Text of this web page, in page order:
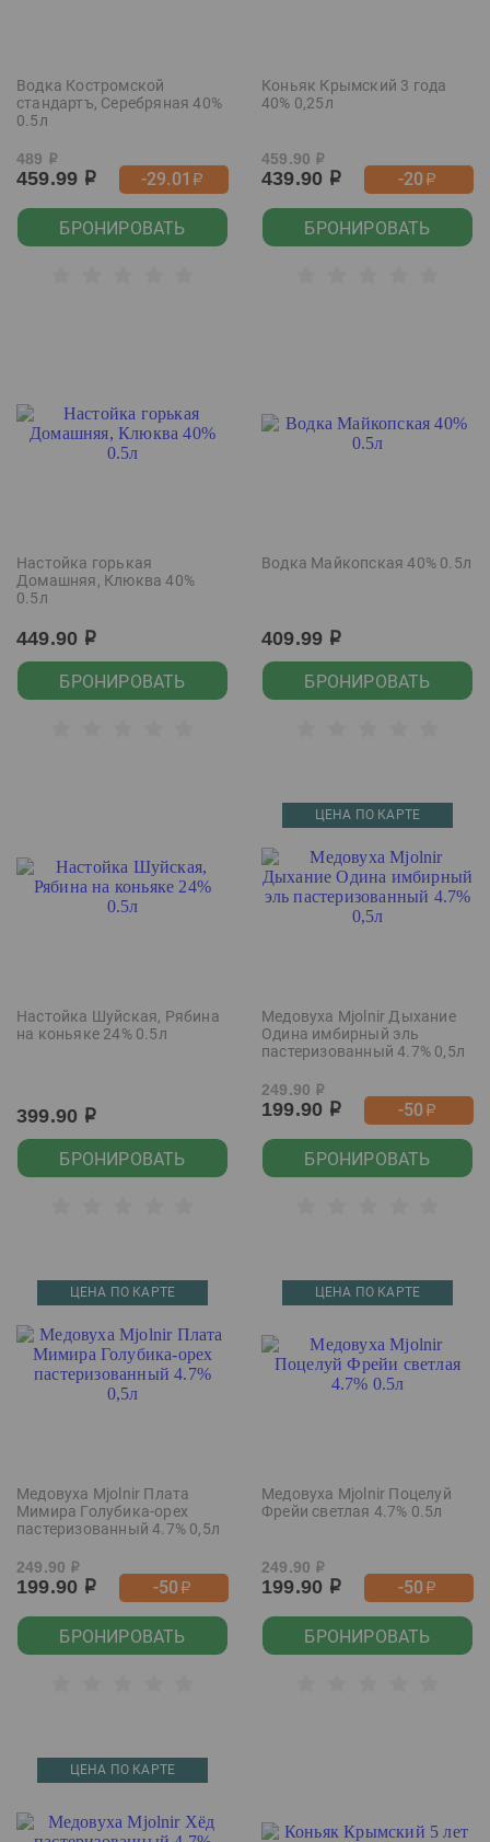
Водка Костромской
стандартъ, Серебряная 40%
0.5л
489 р
459.99 р -29.01 р
БРОНИРОВАТЬ
Коньяк Крымский 3 года
40% 0,25л
459.90 р
439.90 р -20р
БРОНИРОВАТЬ
Настойка горькая
Домашняя, Клюква 40%
0.5л
449.90 р
БРОНИРОВАТЬ
Водка Майкопская 40% 0.5л
409.99 р
БРОНИРОВАТЬ
Настойка Шуйская, Рябина
на коньяке 24% 0.5л
399.90 р
БРОНИРОВАТЬ
ЦЕНА ПО КАРТЕ
Медовуха Mjolnir Дыхание
Одина имбирный эль
пастеризованный 4.7% 0,5л
249.90 р
199.90 р -50р
БРОНИРОВАТЬ
ЦЕНА ПО КАРТЕ
Медовуха Mjolnir Плата
Мимира Голубика-орех
пастеризованный 4.7% 0,5л
249.90 р
199.90 р -50р
БРОНИРОВАТЬ
ЦЕНА ПО КАРТЕ
Медовуха Mjolnir Поцелуй
Фрейи светлая 4.7% 0.5л
249.90 р
199.90 р -50р
БРОНИРОВАТЬ
ЦЕНА ПО КАРТЕ